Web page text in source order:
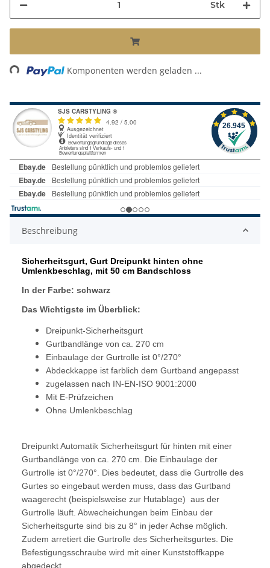
Stk
Loading... Komponenten werden geladen ...
Beschreibung
Sicherheitsgurt, Gurt Dreipunkt hinten ohne
Umlenkbeschlag, mit 50 cm Bandschloss
In der Farbe: schwarz
Das Wichtigste im Überblick:
Dreipunkt-Sicherheitsgurt
Gurtbandlänge von ca. 270 cm
Einbaulage der Gurtrolle ist 0°/270°
Abdeckkappe ist farblich dem Gurtband angepasst
zugelassen nach IN-EN-ISO 9001:2000
Mit E-Prüfzeichen
Ohne Umlenkbeschlag
Dreipunkt Automatik Sicherheitsgurt für hinten mit einer
Gurtbandlänge von ca. 270 cm. Die Einbaulage der
Gurtrolle ist 0°/270°. Dies bedeutet, dass die Gurtrolle des
Gurtes so eingebaut werden muss, dass das Gurtband
waagerecht (beispielsweise zur Hutablage) aus der
Gurtrolle läuft. Abwecheichungen beim Einbau der
Sicherheitsgurte sind bis zu 8° in jeder Achse möglich.
Zudem arretiert die Gurtrolle des Sicherheitsgurtes. Die
Befestigungsschraube wird mit einer Kunststoffkappe
abgedeckt.